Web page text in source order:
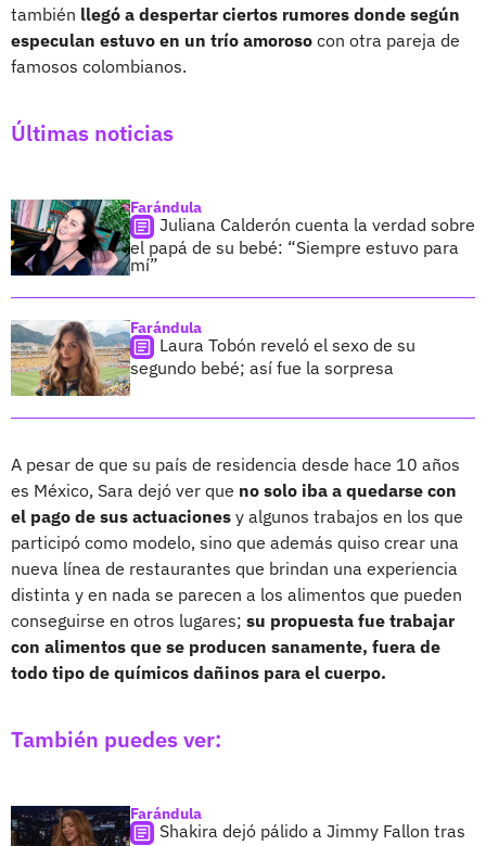
también llegó a despertar ciertos rumores donde según
especulan estuvo en un trío amoroso con otra pareja de
famosos colombianos.
Últimas noticias
Farándula
Juliana Calderón cuenta la verdad sobre
el papá de su bebé: “Siempre estuvo para
mí”
Farándula
Laura Tobón reveló el sexo de su
segundo bebé; así fue la sorpresa
A pesar de que su país de residencia desde hace 10 años
es México, Sara dejó ver que no solo iba a quedarse con
el pago de sus actuaciones y algunos trabajos en los que
participó como modelo, sino que además quiso crear una
nueva línea de restaurantes que brindan una experiencia
distinta y en nada se parecen a los alimentos que pueden
conseguirse en otros lugares; su propuesta fue trabajar
con alimentos que se producen sanamente, fuera de
todo tipo de químicos dañinos para el cuerpo.
También puedes ver:
Farándula
Shakira dejó pálido a Jimmy Fallon tras